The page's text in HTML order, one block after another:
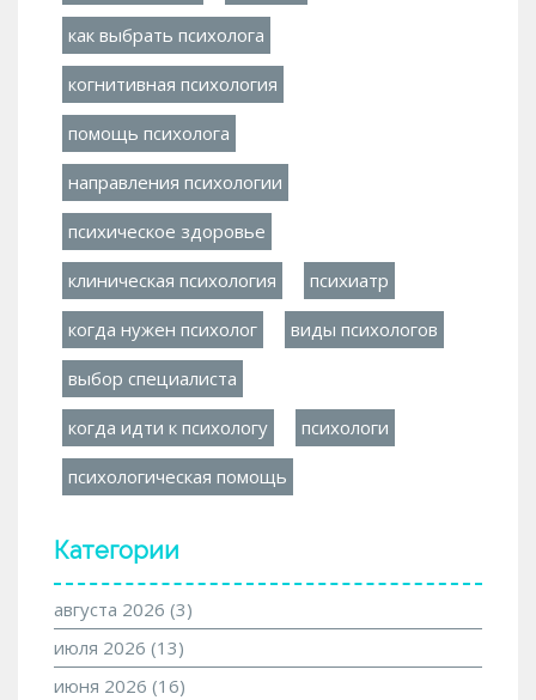
как выбрать психолога
когнитивная психология
помощь психолога
направления психологии
психическое здоровье
клиническая психология психиатр
когда нужен психолог виды психологов
выбор специалиста
когда идти к психологу психологи
психологическая помощь
Категории
августа 2026 (3)
июля 2026 (13)
июня 2026 (16)